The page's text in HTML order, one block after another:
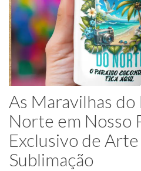
As Maravilhas do
Norte em Nosso
Exclusivo de
Sublimação